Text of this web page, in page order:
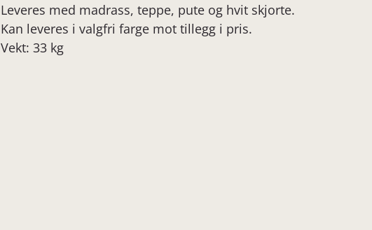
Leveres med madrass, teppe, pute og hvit skjorte.
Kan leveres i valgfri farge mot tillegg i pris.
Vekt: 33 kg